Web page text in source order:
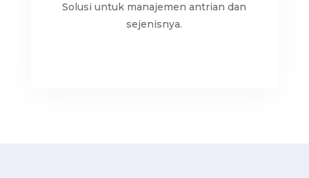
Solusi untuk manajemen antrian dan
sejenisnya.